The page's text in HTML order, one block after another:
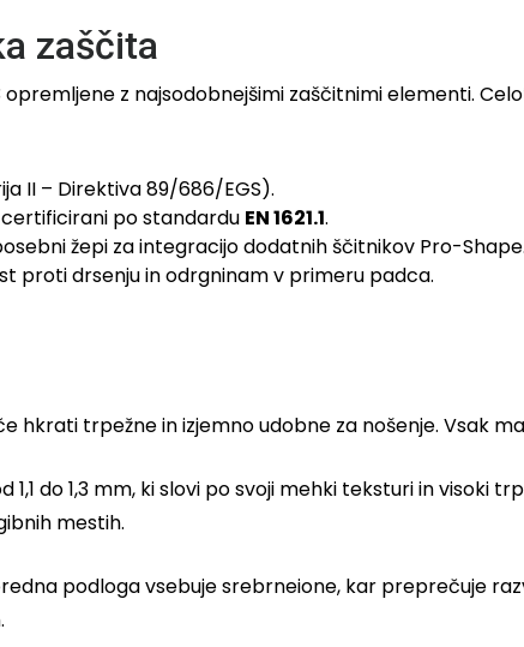
zaščita
z najsodobnejšimi zaščitnimi elementi.
II – Direktiva 89/686/EGS).
po standardu EN 1621.1.
žepi za integracijo dodatnih ščitnikov Pro-Shape.
proti drsenju in odrgninam v primeru padca.
hkrati trpežne in izjemno udobne za nošenje. Vsak
1,1 do 1,3 mm, ki slovi po svoji mehki teksturi in visoki
mestih.
podloga vsebuje srebrneione, kar preprečuje